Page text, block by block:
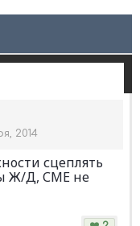
2014
сцеплять
Ж/Д, СМЕ не